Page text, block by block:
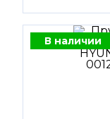
В наличии